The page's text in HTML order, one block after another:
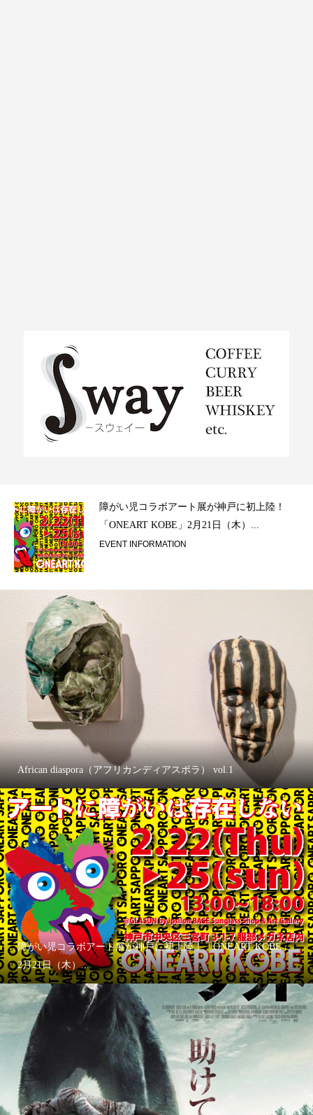
障がい児コラボアート展が神戸に初上陸！
「ONEART KOBE」2月21日（木）...
EVENT INFORMATION
African diaspora（アフリカンディアスポラ） vol.1
障がい児コラボアート展が神戸に初上陸！「ONEART KOBE」
2月21日（木）...